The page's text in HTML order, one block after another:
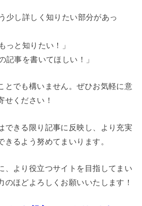
少し詳しく知りたい部分があっ
っと知りたい！」
記事を書いてほしい！」
とでも構いません。ぜひお気軽に意
せください！
できる限り記事に反映し、より充実
きるよう努めてまいります。
、より役立つサイトを目指してまい
のほどよろしくお願いいたします！